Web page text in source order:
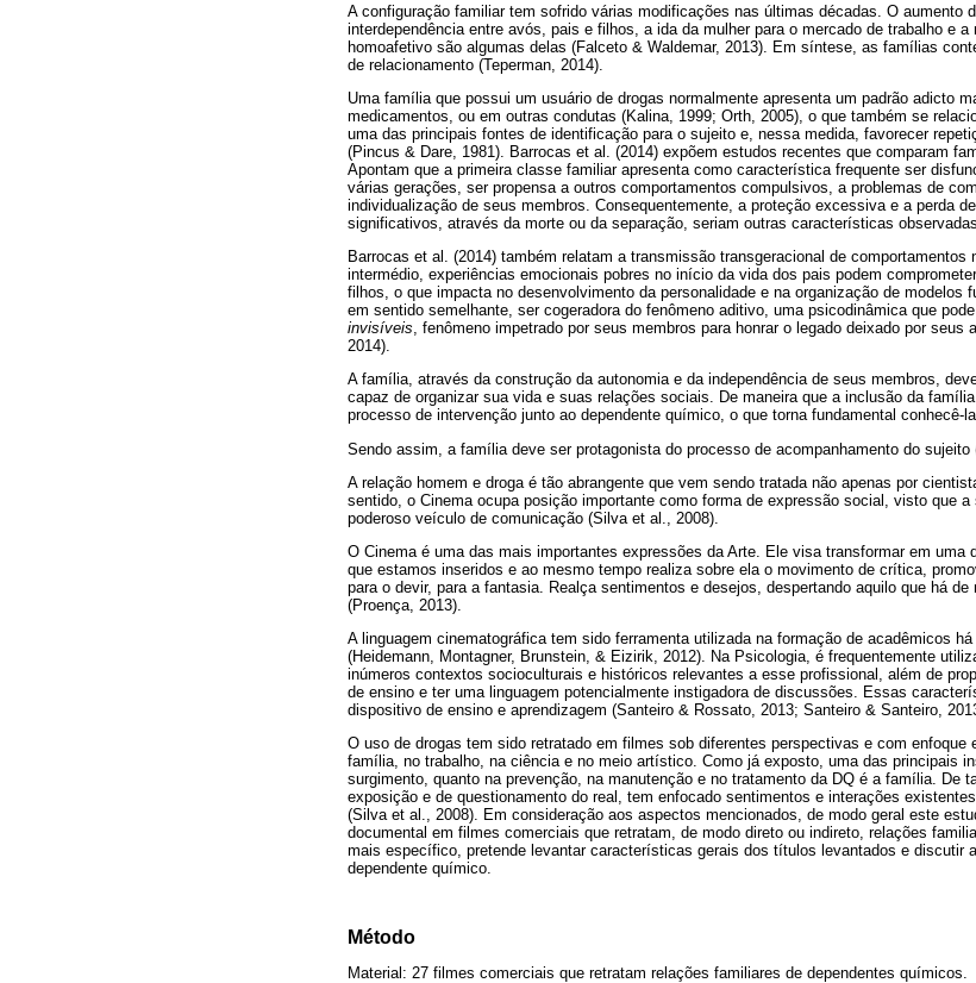
A configuração familiar tem sofrido várias modificações nas últimas décadas. O aumento
interdependência entre avós, pais e filhos, a ida da mulher para o mercado de trabalho e
homoafetivo são algumas delas (Falceto & Waldemar, 2013). Em síntese, as famílias
de relacionamento (Teperman, 2014).
Uma família que possui um usuário de drogas normalmente apresenta um padrão adicto
medicamentos, ou em outras condutas (Kalina, 1999; Orth, 2005), o que também se
uma das principais fontes de identificação para o sujeito e, nessa medida, favorecer
(Pincus & Dare, 1981). Barrocas et al. (2014) expõem estudos recentes que comparam
Apontam que a primeira classe familiar apresenta como característica frequente ser
várias gerações, ser propensa a outros comportamentos compulsivos, a problemas de
individualização de seus membros. Consequentemente, a proteção excessiva e a perda
significativos, através da morte ou da separação, seriam outras características
Barrocas et al. (2014) também relatam a transmissão transgeracional de
intermédio, experiências emocionais pobres no início da vida dos pais podem
filhos, o que impacta no desenvolvimento da personalidade e na organização de modelos
em sentido semelhante, ser cogeradora do fenômeno aditivo, uma psicodinâmica que
invisíveis, fenômeno impetrado por seus membros para honrar o legado deixado por seus
2014).
A família, através da construção da autonomia e da independência de seus membros,
capaz de organizar sua vida e suas relações sociais. De maneira que a inclusão da
processo de intervenção junto ao dependente químico, o que torna fundamental conhecê-
Sendo assim, a família deve ser protagonista do processo de acompanhamento do sujeito
A relação homem e droga é tão abrangente que vem sendo tratada não apenas por
sentido, o Cinema ocupa posição importante como forma de expressão social, visto que
poderoso veículo de comunicação (Silva et al., 2008).
O Cinema é uma das mais importantes expressões da Arte. Ele visa transformar em uma
que estamos inseridos e ao mesmo tempo realiza sobre ela o movimento de crítica,
para o devir, para a fantasia. Realça sentimentos e desejos, despertando aquilo que há
(Proença, 2013).
A linguagem cinematográfica tem sido ferramenta utilizada na formação de acadêmicos
(Heidemann, Montagner, Brunstein, & Eizirik, 2012). Na Psicologia, é frequentemente
inúmeros contextos socioculturais e históricos relevantes a esse profissional, além de
de ensino e ter uma linguagem potencialmente instigadora de discussões. Essas
dispositivo de ensino e aprendizagem (Santeiro & Rossato, 2013; Santeiro & Santeiro,
O uso de drogas tem sido retratado em filmes sob diferentes perspectivas e com
família, no trabalho, na ciência e no meio artístico. Como já exposto, uma das principais
surgimento, quanto na prevenção, na manutenção e no tratamento da DQ é a família. De
exposição e de questionamento do real, tem enfocado sentimentos e interações
(Silva et al., 2008). Em consideração aos aspectos mencionados, de modo geral este
documental em filmes comerciais que retratam, de modo direto ou indireto, relações
mais específico, pretende levantar características gerais dos títulos levantados e discutir
dependente químico.
Método
Material: 27 filmes comerciais que retratam relações familiares de dependentes químicos.